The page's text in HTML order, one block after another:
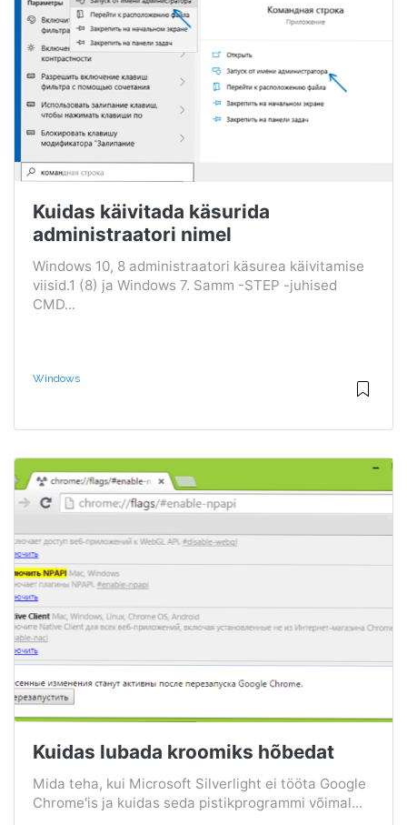
Kuidas käivitada käsurida
administraatori nimel
Windows 10, 8 administraatori käsurea käivitamise
viisid.1 (8) ja Windows 7. Samm -STEP -juhised
CMD...
Windows
Kuidas lubada kroomiks hõbedat
Mida teha, kui Microsoft Silverlight ei tööta Google
Chrome'is ja kuidas seda pistikprogrammi võimal...